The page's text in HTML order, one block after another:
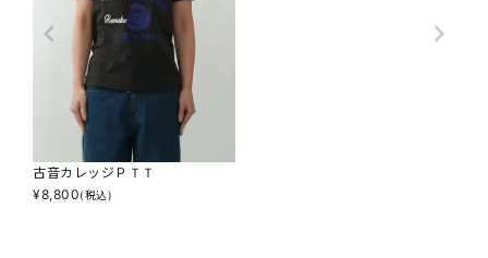
古音カレッジＰＴＴ
¥8,800(税込)